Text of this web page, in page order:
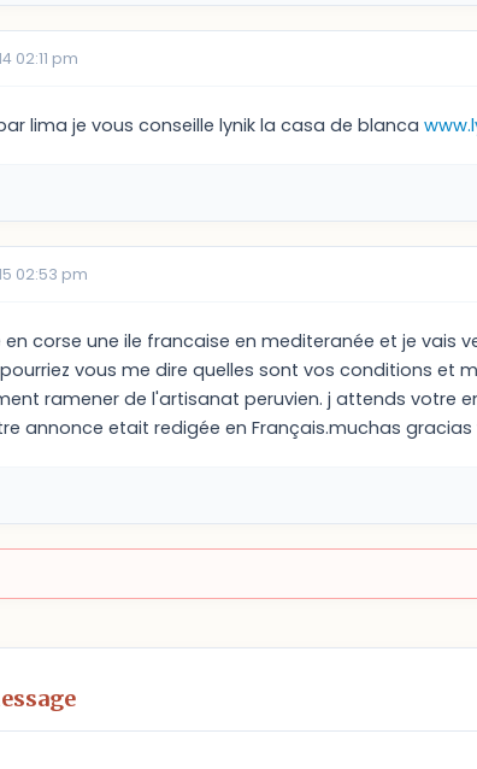
02:11 pm
lima je vous conseille lynik la casa de blanca
02:53 pm
corse une ile francaise en mediteranée et je vais
vous me dire quelles sont vos conditions et
ramener de l'artisanat peruvien. j attends votre
annonce etait redigée en Français.muchas